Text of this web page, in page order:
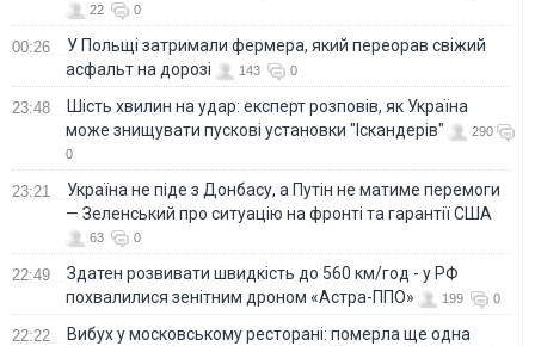
22 0
00:26
У Польщі затримали фермера, який переорав свіжий
асфальт на дорозі
143 0
23:48
Шість хвилин на удар: експерт розповів, як Україна
може знищувати пускові установки "Іскандерів"
290
0
23:21
Україна не піде з Донбасу, а Путін не матиме перемоги
— Зеленський про ситуацію на фронті та гарантії США
63 0
22:49
Здатен розвивати швидкість до 560 км/год - у РФ
похвалилися зенітним дроном «Астра-ППО»
199 0
22:22
Вибух у московському ресторані: померла ще одна